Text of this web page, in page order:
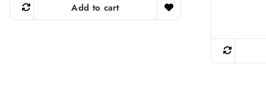
Add to cart